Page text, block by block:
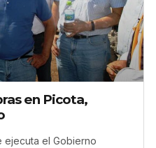
en Picota,
ejecuta el Gobierno